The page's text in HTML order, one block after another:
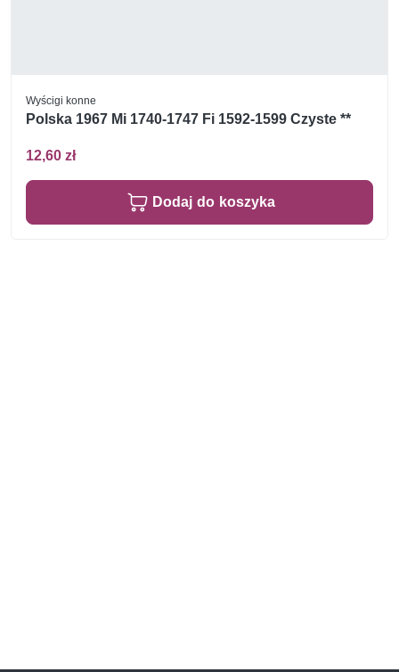
Wyścigi konne
Polska 1967 Mi 1740-1747 Fi 1592-1599 Czyste **
12,60 zł
Dodaj do koszyka